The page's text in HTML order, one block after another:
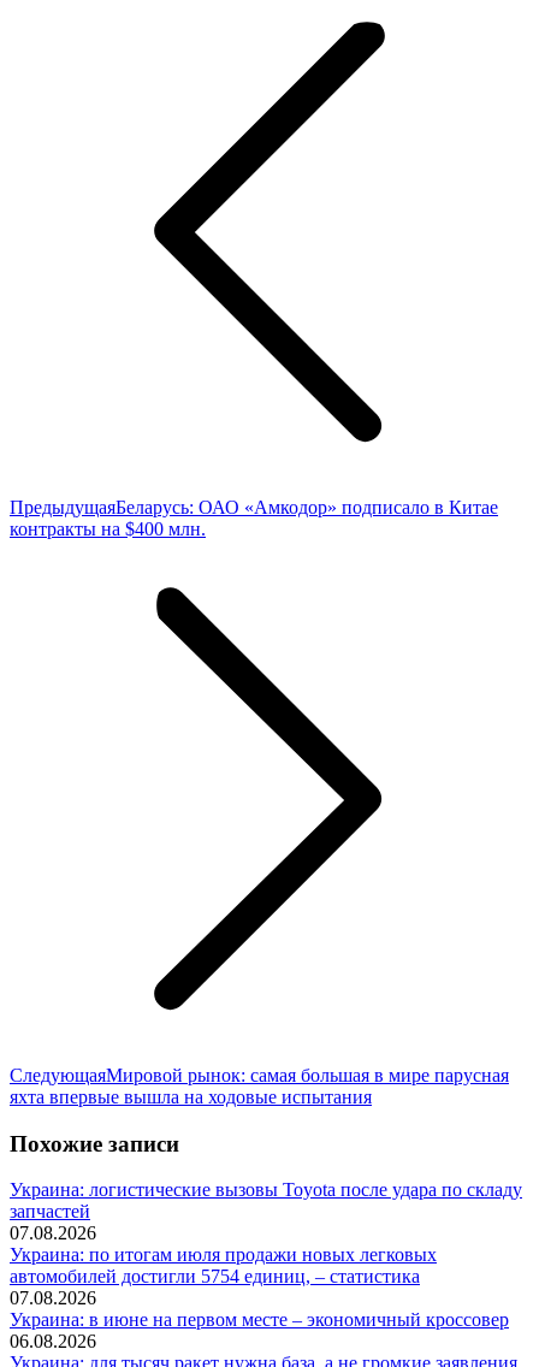
ПредыдущаяПредыдущая
запись:
Беларусь: ОАО «Амкодор» подписало в Китае
контракты на $400 млн.
СледующаяСледующая
запись:
Мировой рынок: самая большая в мире парусная
яхта впервые вышла на ходовые испытания
Похожие записи
Украина: логистические вызовы Toyota после удара по складу
запчастей
07.08.2026
Украина: по итогам июля продажи новых легковых
автомобилей достигли 5754 единиц, – статистика
07.08.2026
Украина: в июне на первом месте – экономичный кроссовер
06.08.2026